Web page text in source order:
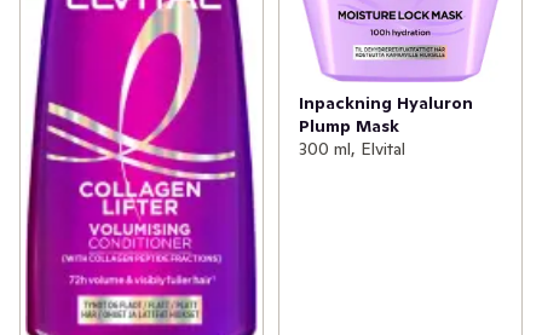
Inpackning Hyaluron
Plump Mask
300 ml, Elvital